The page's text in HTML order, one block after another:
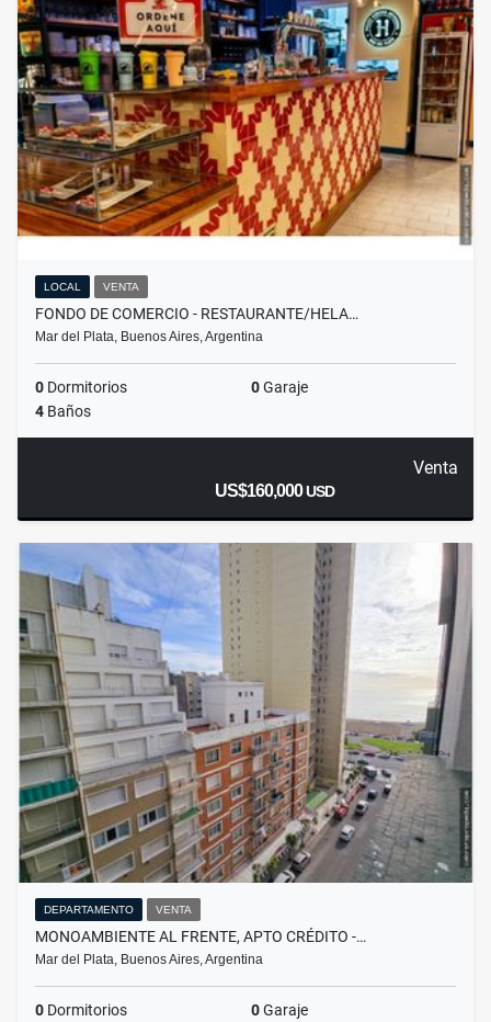
LOCAL VENTA
FONDO DE COMERCIO - RESTAURANTE/HELA…
Mar del Plata, Buenos Aires, Argentina
0 Dormitorios 0Garaje
4 Baños
Venta
US$160,000USD
DEPARTAMENTO VENTA
MONOAMBIENTE AL FRENTE, APTO CRÉDITO -…
Mar del Plata, Buenos Aires, Argentina
0 Dormitorios 0Garaje